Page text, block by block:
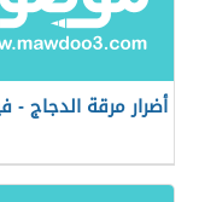
أضرار مرقة الدجاج -